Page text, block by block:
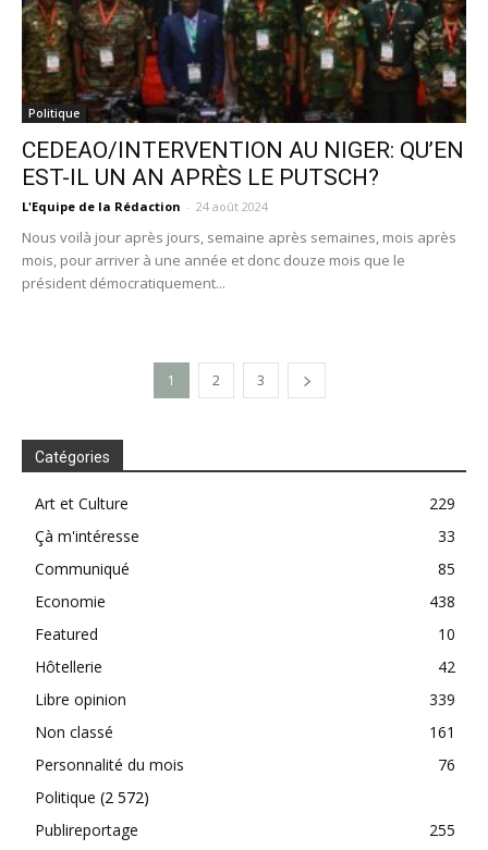
Politique
CEDEAO/INTERVENTION AU NIGER: QU’EN
EST-IL UN AN APRÈS LE PUTSCH?
L'Equipe de la Rédaction - 24 août 2024
Nous voilà jour après jours, semaine après semaines, mois après
mois, pour arriver à une année et donc douze mois que le
président démocratiquement...
1 2 3
Catégories
Art et Culture
229
Çà m'intéresse
33
Communiqué
85
Economie
438
Featured
10
Hôtellerie
42
Libre opinion
339
Non classé
161
Personnalité du mois
76
Politique (2 572)
Publireportage
255